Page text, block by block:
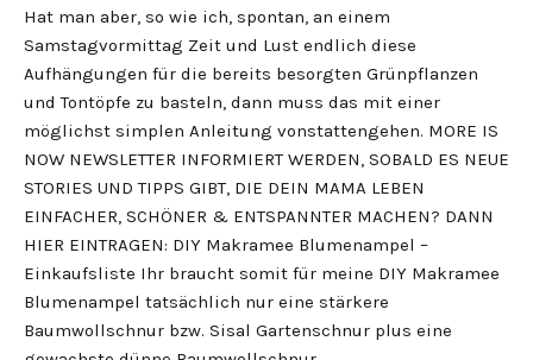
Hat man aber, so wie ich, spontan, an einem
Samstagvormittag Zeit und Lust endlich diese
Aufhängungen für die bereits besorgten Grünpflanzen
und Tontöpfe zu basteln, dann muss das mit einer
möglichst simplen Anleitung vonstattengehen. MORE IS
NOW NEWSLETTER INFORMIERT WERDEN, SOBALD ES NEUE
STORIES UND TIPPS GIBT, DIE DEIN MAMA LEBEN
EINFACHER, SCHÖNER & ENTSPANNTER MACHEN? DANN
HIER EINTRAGEN: DIY Makramee Blumenampel –
Einkaufsliste Ihr braucht somit für meine DIY Makramee
Blumenampel tatsächlich nur eine stärkere
Baumwollschnur bzw. Sisal Gartenschnur plus eine